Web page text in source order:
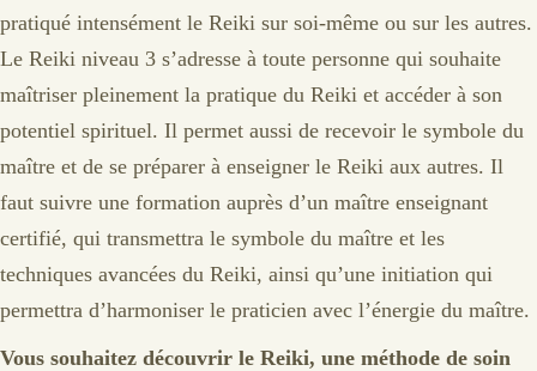
pratiqué intensément le Reiki sur soi-même ou sur les autres.
Le Reiki niveau 3 s’adresse à toute personne qui souhaite
maîtriser pleinement la pratique du Reiki et accéder à son
potentiel spirituel. Il permet aussi de recevoir le symbole du
maître et de se préparer à enseigner le Reiki aux autres. Il
faut suivre une formation auprès d’un maître enseignant
certifié, qui transmettra le symbole du maître et les
techniques avancées du Reiki, ainsi qu’une initiation qui
permettra d’harmoniser le praticien avec l’énergie du maître.
Vous souhaitez découvrir le Reiki, une méthode de soin